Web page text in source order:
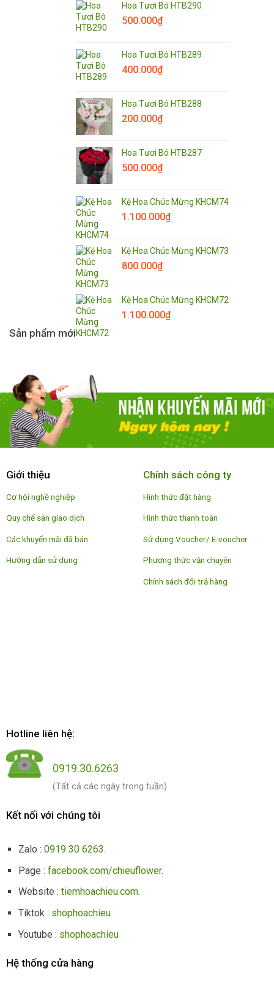
Sản phẩm mới
Hoa Tươi Bó HTB290
500.000₫
Hoa Tươi Bó HTB289
400.000₫
Hoa Tươi Bó HTB288
200.000₫
Hoa Tươi Bó HTB287
500.000₫
Kệ Hoa Chúc Mừng KHCM74
1.100.000₫
Kệ Hoa Chúc Mừng KHCM73
800.000₫
Kệ Hoa Chúc Mừng KHCM72
1.100.000₫
Giới thiệu
Cơ hội nghề nghiệp
Quy chế sàn giao dịch
Các khuyến mãi đã bán
Hướng dẫn sử dụng
Chính sách công ty
Hình thức đặt hàng
Hình thức thanh toán
Sử dụng Voucher/ E-voucher
Phương thức vận chuyên
Chính sách đổi trả hàng
Hotline liên hệ:
0919.30.6263
(Tất cả các ngày trong tuần)
Kết nối với chúng tôi
Zalo :0919 30 6263.
Page :facebook.com/chieuflower.
Website :tiemhoachieu.com.
Tiktok : shophoachieu
Youtube : shophoachieu
Hệ thống cửa hàng